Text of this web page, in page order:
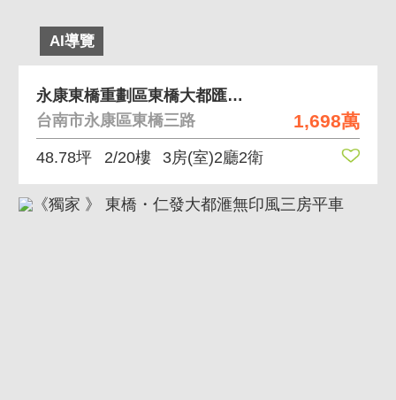
AI導覽
1,698萬
永康東橋重劃區東橋大都匯明亮三房平車
台南市永康區東橋三路
48.78坪 2/20樓 3房(室)2廳2衛